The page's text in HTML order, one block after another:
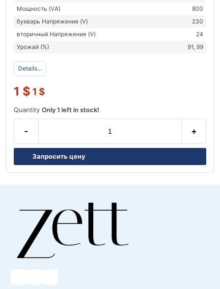
Мощность (VА)
800
букварь Напряжение (V)
230
вторичный Напряжение (V)
24
Урожай (%)
91, 99
Details...
1 $ 1 $
Quantity Only 1 left in stock!
- +
Запросить цену